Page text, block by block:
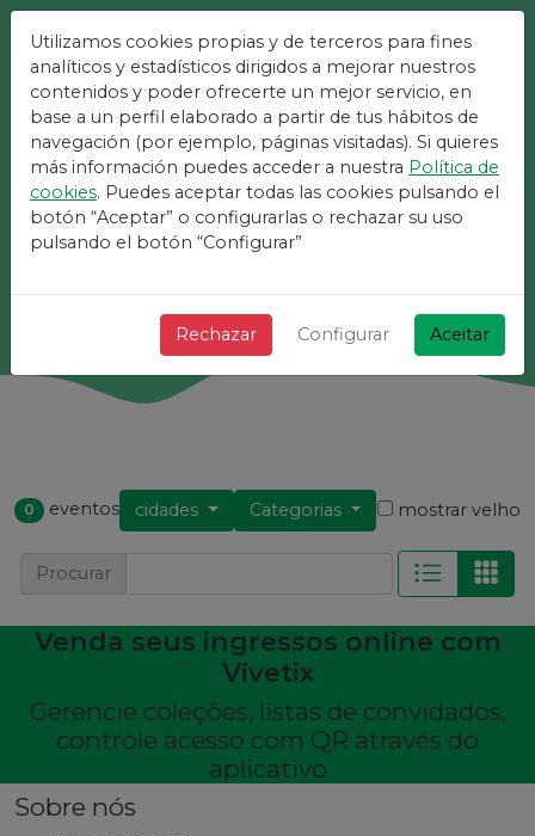
A Plataforma Mais Fácil
Para Eventos
+ Rápido + Simples e grátis!
Procurar
0 eventos cidades Categorias mostrar velho
Procurar
Venda seus ingressos online com
Vivetix
Gerencie coleções, listas de convidados,
controle acesso com QR através do
aplicativo
Sobre nós
Utilizamos cookies propias y de terceros para fines
analíticos y estadísticos dirigidos a mejorar nuestros
contenidos y poder ofrecerte un mejor servicio, en
base a un perfil elaborado a partir de tus hábitos de
navegación (por ejemplo, páginas visitadas). Si quieres
más información puedes acceder a nuestra Política de
cookies. Puedes aceptar todas las cookies pulsando el
botón “Aceptar” o configurarlas o rechazar su uso
pulsando el botón “Configurar”
Rechazar Configurar Aceitar